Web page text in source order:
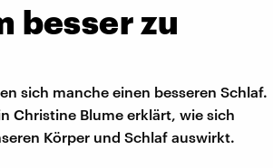
besser zu
sich manche einen besseren Schlaf.
Christine Blume erklärt, wie sich
Körper und Schlaf auswirkt.